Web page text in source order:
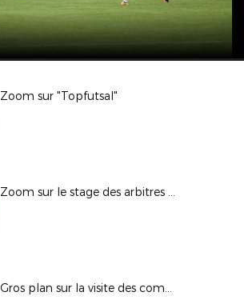
Zoom sur "Topfutsal"
Zoom sur le stage des arbitres féminines
Gros plan sur la visite des commissaires à Campus